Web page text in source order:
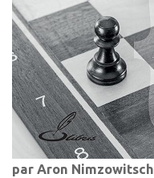
par Aron Nimzowitsch